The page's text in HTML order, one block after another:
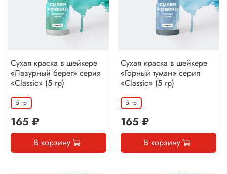
Сухая краска в шейкере
«Лазурный берег» серия
«Classic» (5 гр)
5 гр
165 ₽
В корзину
Сухая краска в шейкере
«Горный туман» серия
«Classic» (5 гр)
5 гр
165 ₽
В корзину